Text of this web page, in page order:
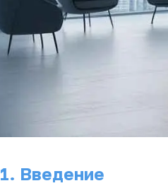
1. Введение